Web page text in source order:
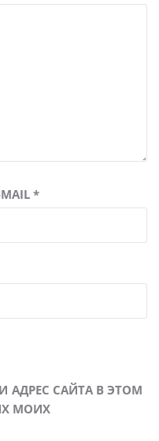
MAIL*
АДРЕС САЙТА В ЭТОМ
МОИХ